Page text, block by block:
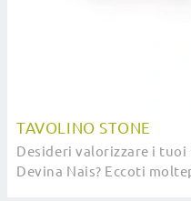
TAVOLINO STONE
Desideri valorizzare i tuoi
Devina Nais? Eccoti